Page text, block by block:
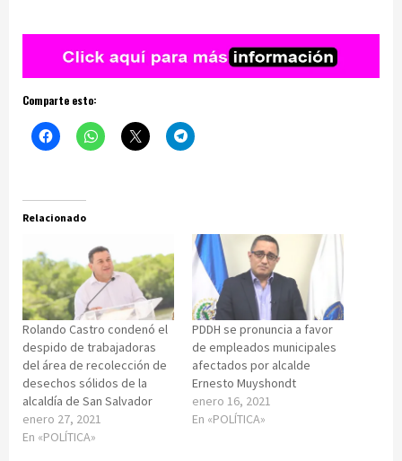
Comparte esto:
Relacionado
Rolando Castro condenó el
despido de trabajadoras
del área de recolección de
desechos sólidos de la
alcaldía de San Salvador
enero 27, 2021
En «POLÍTICA»
PDDH se pronuncia a favor
de empleados municipales
afectados por alcalde
Ernesto Muyshondt
enero 16, 2021
En «POLÍTICA»